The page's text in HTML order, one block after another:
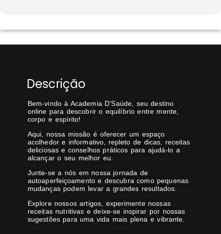
Descrição
Bem-vindo à Academia D’Saúde, seu destino
online para descobrir o equilíbrio entre mente,
corpo e espírito!
Aqui, nossa missão é oferecer um espaço
acolhedor e informativo, repleto de dicas, receitas
deliciosas e conselhos práticos para ajudá-lo a
alcançar o seu melhor eu.
Junte-se a nós em nossa jornada de
autoaperfeiçoamento e descubra como pequenas
mudanças podem levar a grandes resultados.
Explore nossos artigos, experimente nossas
receitas nutritivas e deixe-se inspirar por nossas
sugestões para uma vida mais plena e vibrante.